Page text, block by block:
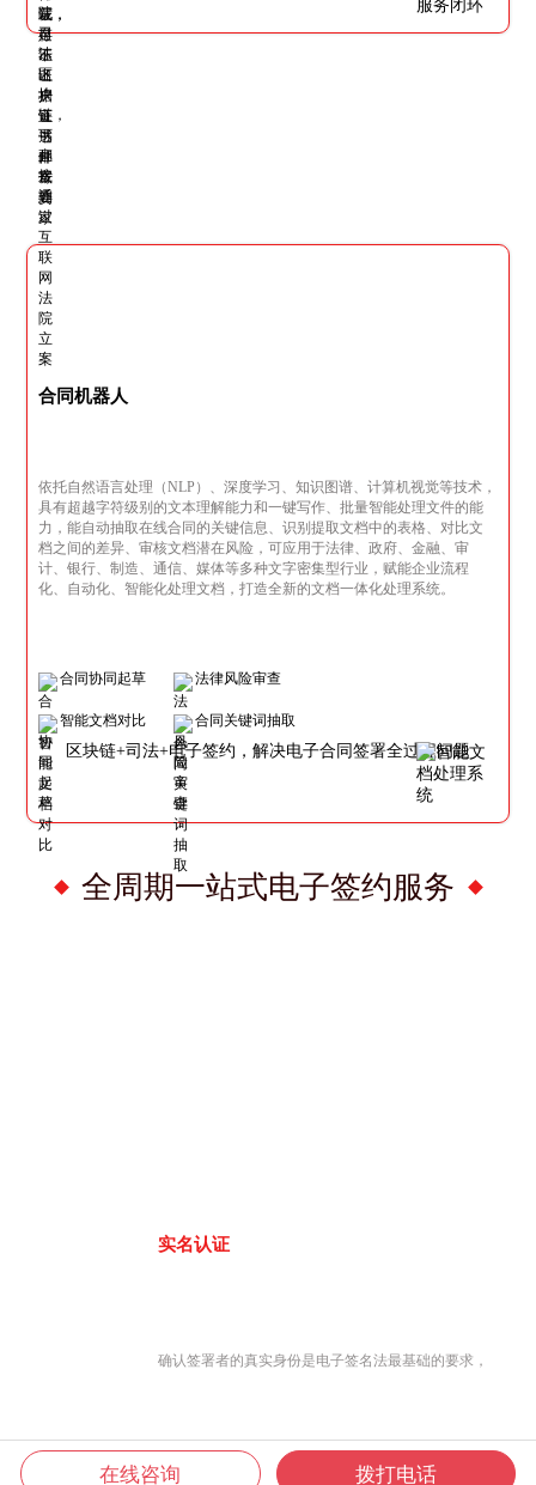
合同机器人
依托自然语言处理（NLP）、深度学习、知识图谱、计算机视觉等技术，
具有超越字符级别的文本理解能力和一键写作、批量智能处理文件的能
力，能自动抽取在线合同的关键信息、识别提取文档中的表格、对比文
档之间的差异、审核文档潜在风险，可应用于法律、政府、金融、审
计、银行、制造、通信、媒体等多种文字密集型行业，赋能企业流程
化、自动化、智能化处理文档，打造全新的文档一体化处理系统。
合同协同起草 法律风险审查
智能文档对比 合同关键词抽取
全周期一站式电子签约服务
区块链+司法+电子签约，解决电子合同签署全过程问题
实名认证
确认签署者的真实身份是电子签名法最基础的要求，
在线咨询 拨打电话